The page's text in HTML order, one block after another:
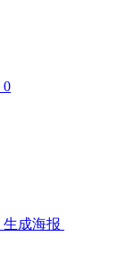
0
生成海报